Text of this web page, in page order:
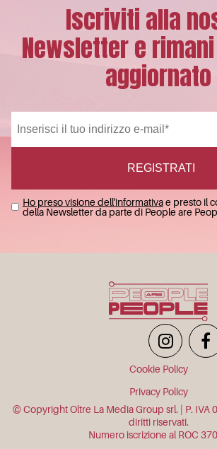
Iscriviti alla
Newsletter e
aggiornato
Ho preso visione dell'informativae presto il
della Newsletter da parte di People are
Cookie Policy
Privacy Policy
© Copyright Oltre La Media Group srl. | P. IVA
diritti riservati.
Numero iscrizione al ROC